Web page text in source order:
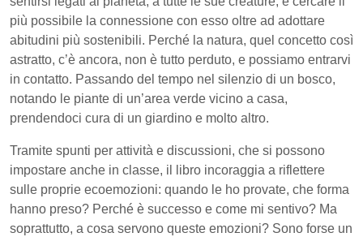
più possibile la connessione con esso oltre ad adottare
abitudini più sostenibili. Perché la natura, quel concetto così
astratto, c’è ancora, non è tutto perduto, e possiamo entrarvi
in contatto. Passando del tempo nel silenzio di un bosco,
notando le piante di un’area verde vicino a casa,
prendendoci cura di un giardino e molto altro.
Tramite spunti per attività e discussioni, che si possono
impostare anche in classe, il libro incoraggia a riflettere
sulle proprie ecoemozioni: quando le ho provate, che forma
hanno preso? Perché è successo e come mi sentivo? Ma
soprattutto, a cosa servono queste emozioni? Sono forse un